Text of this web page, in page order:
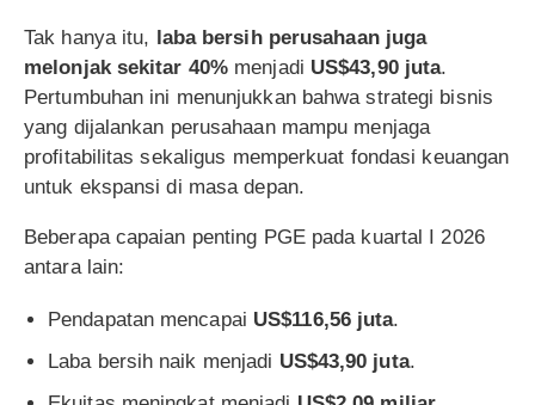
Tak hanya itu, laba bersih perusahaan juga
melonjak sekitar 40% menjadi US$43,90 juta.
Pertumbuhan ini menunjukkan bahwa strategi bisnis
yang dijalankan perusahaan mampu menjaga
profitabilitas sekaligus memperkuat fondasi keuangan
untuk ekspansi di masa depan.
Beberapa capaian penting PGE pada kuartal I 2026
antara lain:
Pendapatan mencapai US$116,56 juta.
Laba bersih naik menjadi US$43,90 juta.